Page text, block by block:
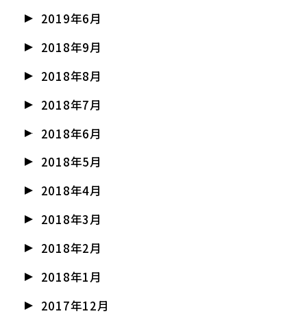
2019年6月
2018年9月
2018年8月
2018年7月
2018年6月
2018年5月
2018年4月
2018年3月
2018年2月
2018年1月
2017年12月